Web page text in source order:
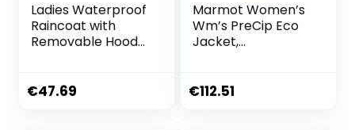
Ladies Waterproof
Raincoat with
Removable Hood
Rain Gear Women
€47.69
Marmot Women’s
Wm’s PreCip Eco
Jacket,
Lightweight
€112.51